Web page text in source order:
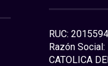
RUC:
Razón
CATOLICA